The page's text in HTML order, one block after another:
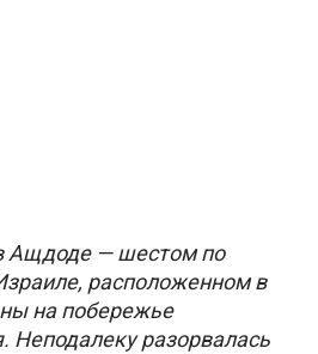
Ащдоде — шестом по
расположенном в
на побережье
Неподалеку разорвалась